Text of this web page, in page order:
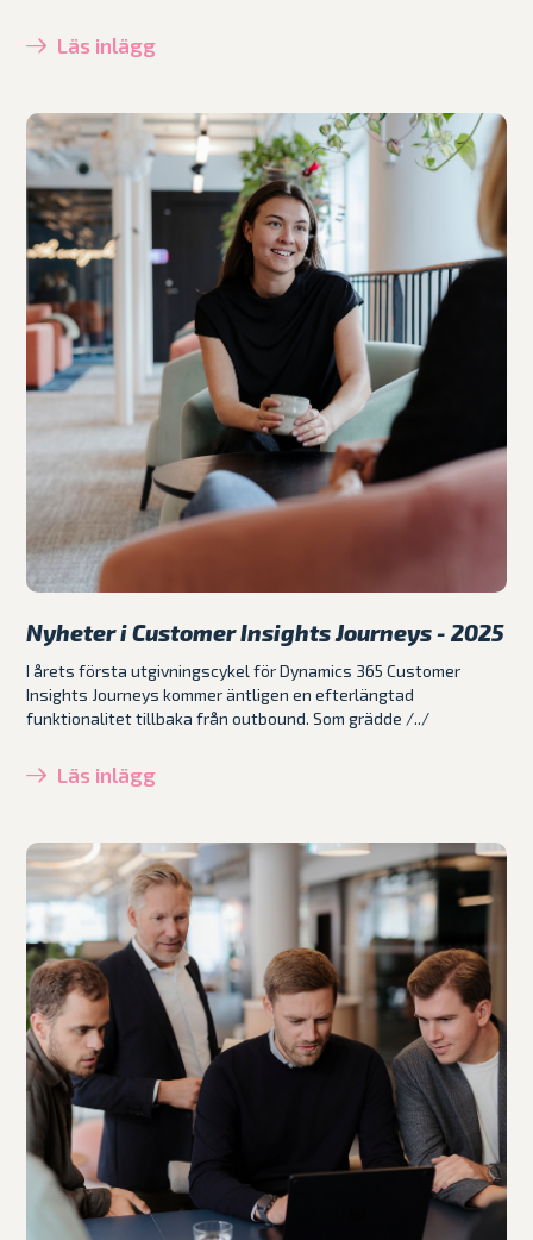
Läs inlägg
Nyheter i Customer Insights Journeys - 2025
I årets första utgivningscykel för Dynamics 365 Customer
Insights Journeys kommer äntligen en efterlängtad
funktionalitet tillbaka från outbound. Som grädde /../
Läs inlägg